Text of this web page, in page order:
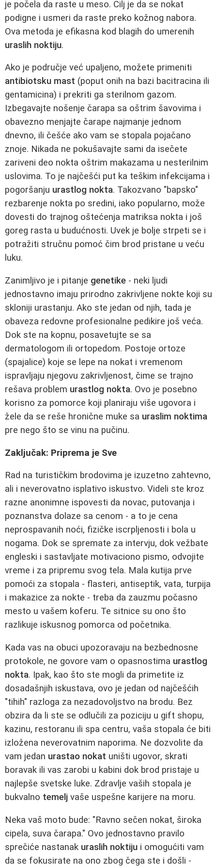
je počela da raste u meso. Cilj je da se nokat
podigne i usmeri da raste preko kožnog nabora.
Ova metoda je efikasna kod blagih do umerenih
uraslih noktiju.
Ako je područje već upaljeno, možete primeniti
antibiotsku mast (poput onih na bazi bacitracina ili
gentamicina) i prekriti ga sterilnom gazom.
Izbegavajte nošenje čarapa sa oštrim šavovima i
obavezno menjajte čarape najmanje jednom
dnevno, ili češće ako vam se stopala pojačano
znoje. Nikada ne pokušavajte sami da isečete
zariveni deo nokta oštrim makazama u nesterilnim
uslovima. To je najčešći put ka teškim infekcijama i
pogoršanju urastlog nokta. Takozvano "bapsko"
rezbarenje nokta po sredini, iako popularno, može
dovesti do trajnog oštećenja matriksa nokta i još
goreg rasta u budućnosti. Uvek je bolje strpeti se i
potražiti stručnu pomoć čim brod pristane u veću
luku.
Zanimljivo je i pitanje genetike - neki ljudi
jednostavno imaju prirodno zakrivljene nokte koji su
skloniji urastanju. Ako ste jedan od njih, tada je
obaveza redovne profesionalne pedikire još veća.
Dok ste na kopnu, posavetujte se sa
dermatologom ili ortopedom. Postoje ortoze
(spajalice) koje se lepe na nokat i vremenom
ispravljaju njegovu zakrivljenost, čime se trajno
rešava problem urastlog nokta. Ovo je posebno
korisno za pomorce koji planiraju više ugovora i
žele da se reše hronične muke sa uraslim noktima
pre nego što se vinu na pučinu.
Zaključak: Priprema je Sve
Rad na turističkim brodovima je izuzetno zahtevno,
ali i neverovatno isplativo iskustvo. Videli ste kroz
razne anonimne ispovesti da novac, putovanja i
poznanstva dolaze sa cenom - a to je cena
neprospavanih noći, fizičke iscrpljenosti i bola u
nogama. Dok se spremate za intervju, dok vežbate
engleski i sastavljate motivaciono pismo, odvojite
vreme i za pripremu svog tela. Mala kutija prve
pomoći za stopala - flasteri, antiseptik, vata, turpija
i makazice za nokte - treba da zauzmu počasno
mesto u vašem koferu. Te sitnice su ono što
razlikuje iskusnog pomorca od početnika.
Kada vas na obuci upozoravaju na bezbednosne
protokole, ne govore vam o opasnostima urastlog
nokta. Ipak, kao što ste mogli da primetite iz
dosadašnjih iskustava, ovo je jedan od najčešćih
"tihih" razloga za nezadovoljstvo na brodu. Bez
obzira da li ste se odlučili za poziciju u gift shopu,
kazinu, restoranu ili spa centru, vaša stopala će biti
izložena neverovatnim naporima. Ne dozvolite da
vam jedan urastao nokat uništi ugovor, skrati
boravak ili vas zarobi u kabini dok brod pristaje u
najlepše svetske luke. Zdravlje vaših stopala je
bukvalno temelj vaše uspešne karijere na moru.
Neka vaš moto bude: "Ravno sečen nokat, široka
cipela, suva čarapa." Ovo jednostavno pravilo
sprečiće nastanak uraslih noktiju i omogućiti vam
da se fokusirate na ono zbog čega ste i došli -